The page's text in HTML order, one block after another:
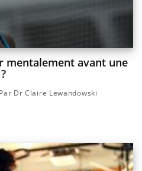
mentalement avant une
Par Dr Claire Lewandowski